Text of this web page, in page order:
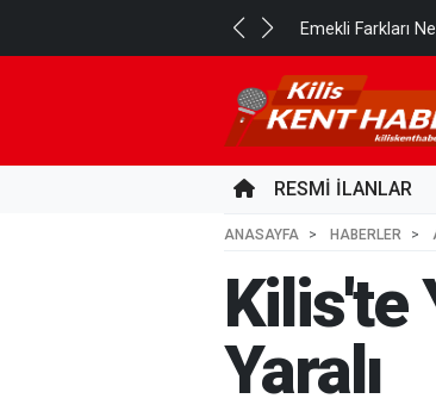
Emekli Farkları
RESMİ İLANLAR
ANASAYFA HABERLER
Kilis'te
Yaralı